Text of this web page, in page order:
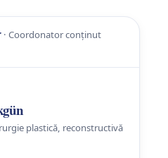
· Coordonator conținut
plastică, reconstructivă